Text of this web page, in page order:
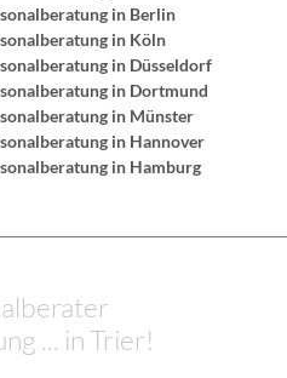
in Berlin
in Köln
in Düsseldorf
in Dortmund
in Münster
in Hannover
in Hamburg
... in Trier!